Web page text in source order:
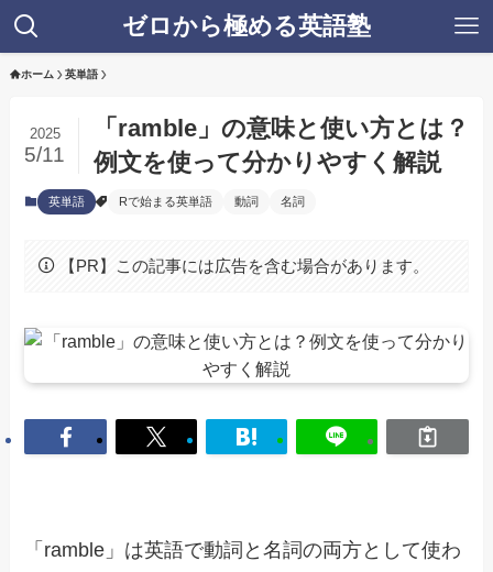
ゼロから極める英語塾
ホーム 英単語
「ramble」の意味と使い方とは？
例文を使って分かりやすく解説
2025
5/11
英単語 Rで始まる英単語 動詞 名詞
【PR】この記事には広告を含む場合があります。
「ramble」は英語で動詞と名詞の両方として使わ